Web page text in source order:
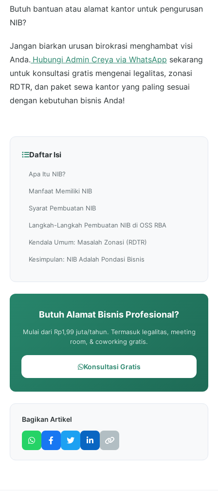
Butuh bantuan atau alamat kantor untuk pengurusan
NIB?
Jangan biarkan urusan birokrasi menghambat visi
Anda. Hubungi Admin Creya via WhatsApp sekarang
untuk konsultasi gratis mengenai legalitas, zonasi
RDTR, dan paket sewa kantor yang paling sesuai
dengan kebutuhan bisnis Anda!
Daftar Isi
Apa Itu NIB?
Manfaat Memiliki NIB
Syarat Pembuatan NIB
Langkah-Langkah Pembuatan NIB di OSS RBA
Kendala Umum: Masalah Zonasi (RDTR)
Kesimpulan: NIB Adalah Pondasi Bisnis
Butuh Alamat Bisnis Profesional?
Mulai dari Rp1,99 juta/tahun. Termasuk legalitas, meeting
room, & coworking gratis.
Konsultasi Gratis
Bagikan Artikel